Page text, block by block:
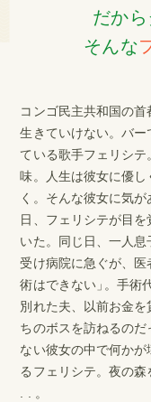
だから
そんな
コンゴ民主共和国の
生きていけない。バ
ている歌手フェリシテ
味。人生は彼女に優
く。そんな彼女に気
日、フェリシテが目
いた。同じ日、一人
受け病院に急ぐが、医
術はできない 」。手術
別れた夫、以前お金
ちのボスを訪ねるの
ない彼女の中で何か
るフェリシテ。夜の
. . 。